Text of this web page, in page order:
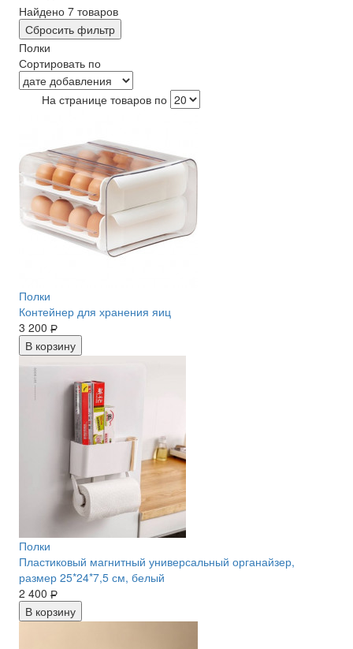
Найдено 7 товаров
Сбросить фильтр
Полки
Сортировать по
На странице товаров по
Полки
Контейнер для хранения яиц
3 200 Р
В корзину
Полки
Пластиковый магнитный универсальный органайзер,
размер 25*24*7,5 см, белый
2 400 Р
В корзину